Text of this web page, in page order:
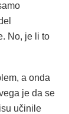
No, je li to
a onda
je da se
učinile